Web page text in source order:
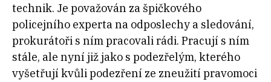
technik. Je považován za špičkového
policejního experta na odposlechy a sledování,
prokurátoři s ním pracovali rádi. Pracují s ním
stále, ale nyní již jako s podezřelým, kterého
vyšetřují kvůli podezření ze zneužití pravomoci